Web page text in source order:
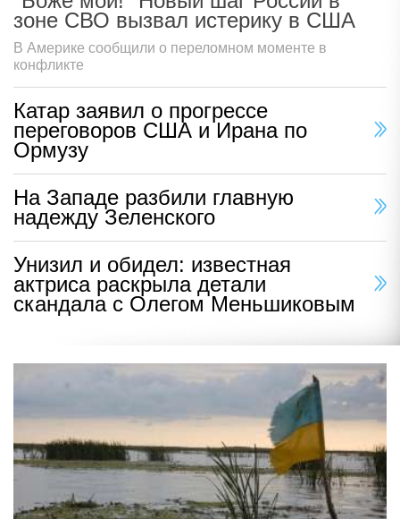
зоне СВО вызвал истерику в США
В Америке сообщили о переломном моменте в
конфликте
Катар заявил о прогрессе
переговоров США и Ирана по
Ормузу
На Западе разбили главную
надежду Зеленского
Унизил и обидел: известная
актриса раскрыла детали
скандала с Олегом Меньшиковым